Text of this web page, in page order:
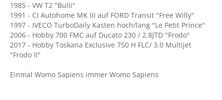
1985 - VW T2 "Bulli"
1991 - CI Autohome MK III auf FORD Transit "Free Willy"
1997 - IVECO TurboDaily Kasten hoch/lang "Le Petit Prince"
2006 - Hobby 700 FMC auf Ducato 230 / 2,8JTD "Frodo"
2017 - Hobby Toskana Exclusive 750 H FLC/ 3.0 Multijet
"Frodo II"
Einmal Womo Sapiens immer Womo Sapiens